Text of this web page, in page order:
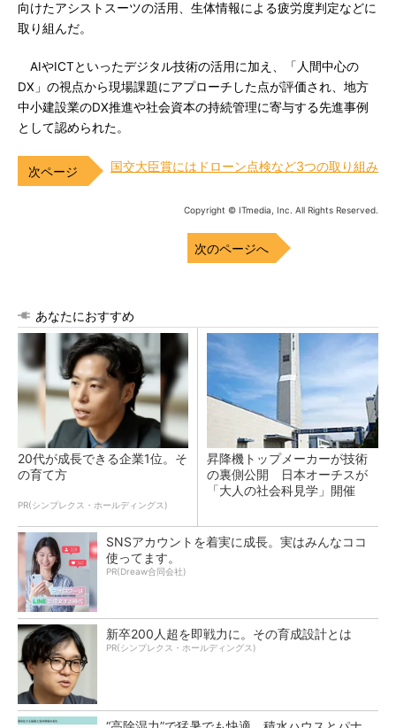
向けたアシストスーツの活用、生体情報による疲労度判定などに
取り組んだ。
AIやICTといったデジタル技術の活用に加え、「人間中心の
DX」の視点から現場課題にアプローチした点が評価され、地方
中小建設業のDX推進や社会資本の持続管理に寄与する先進事例
として認められた。
国交大臣賞にはドローン点検など3つの取り組み
Copyright © ITmedia, Inc. All Rights Reserved.
次のページへ
あなたにおすすめ
20代が成長できる企業1位。そ
の育て方
PR(シンプレクス・ホールディングス)
昇降機トップメーカーが技術
の裏側公開 日本オーチスが
「大人の社会科見学」開催
SNSアカウントを着実に成長。実はみんなココ
使ってます。
PR(Dreaw合同会社)
新卒200人超を即戦力に。その育成設計とは
PR(シンプレクス・ホールディングス)